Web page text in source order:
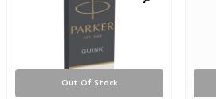
Out Of Stock